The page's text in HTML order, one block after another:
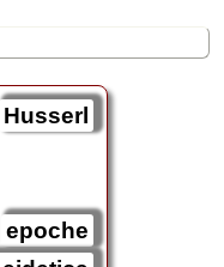
Husserl
epoche